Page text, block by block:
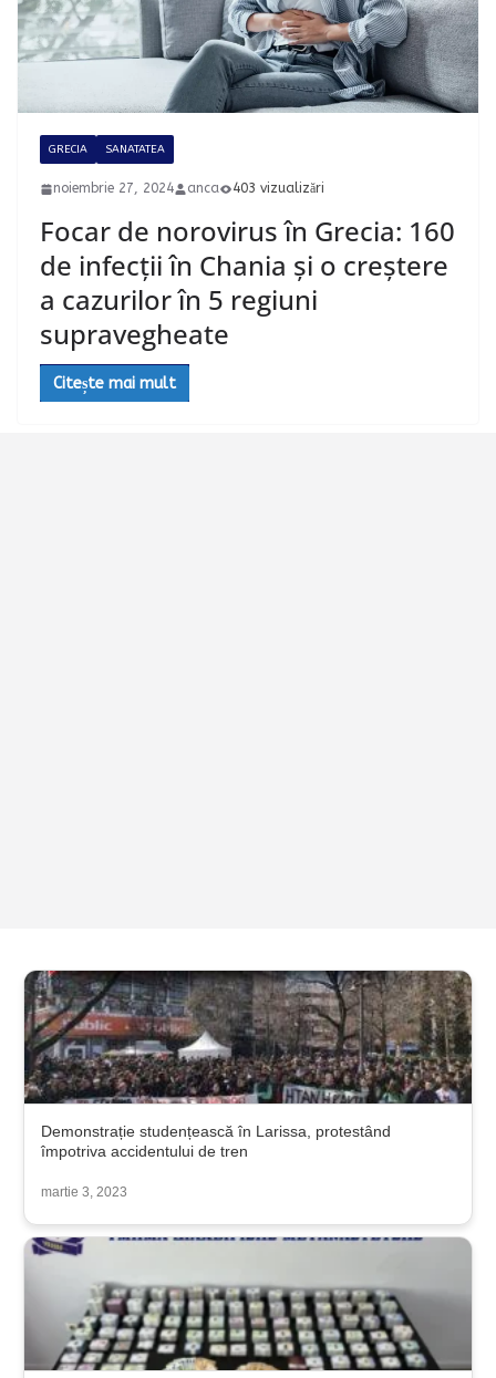
GRECIA SANATATEA
noiembrie 27, 2024 anca 403 vizualizări
Focar de norovirus în Grecia: 160
de infecții în Chania și o creștere
a cazurilor în 5 regiuni
supravegheate
Citește mai mult
Demonstrație studențească în Larissa, protestând
împotriva accidentului de tren
martie 3, 2023